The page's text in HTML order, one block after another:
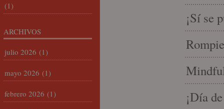
¡Sí se
¡Día
(1)
ARCHIVOS
julio 2026 (1)
mayo 2026 (1)
febrero 2026 (1)